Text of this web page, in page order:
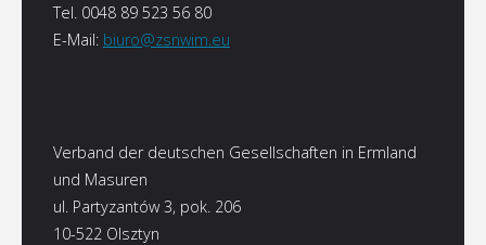
Tel. 0048 89 523 56 80
E-Mail: biuro@zsnwim.eu
Verband der deutschen Gesellschaften in Ermland
und Masuren
ul. Partyzantów 3, pok. 206
10-522 Olsztyn